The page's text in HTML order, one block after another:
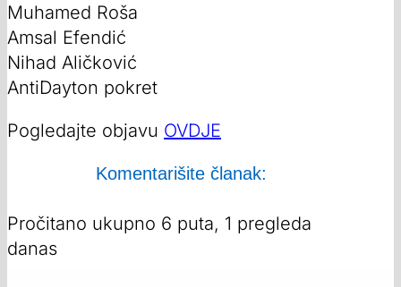
Muhamed Roša
Amsal Efendić
Nihad Aličković
AntiDayton pokret
Pogledajte objavu OVDJE
Komentarišite članak:
Pročitano ukupno 6 puta, 1 pregleda
danas